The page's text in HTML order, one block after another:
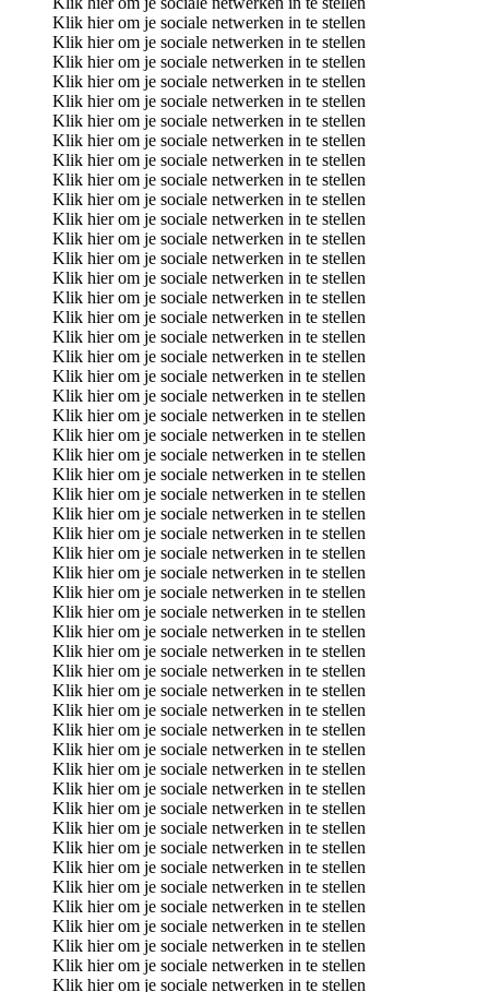
Klik hier om je sociale netwerken in te stellen
Klik hier om je sociale netwerken in te stellen
Klik hier om je sociale netwerken in te stellen
Klik hier om je sociale netwerken in te stellen
Klik hier om je sociale netwerken in te stellen
Klik hier om je sociale netwerken in te stellen
Klik hier om je sociale netwerken in te stellen
Klik hier om je sociale netwerken in te stellen
Klik hier om je sociale netwerken in te stellen
Klik hier om je sociale netwerken in te stellen
Klik hier om je sociale netwerken in te stellen
Klik hier om je sociale netwerken in te stellen
Klik hier om je sociale netwerken in te stellen
Klik hier om je sociale netwerken in te stellen
Klik hier om je sociale netwerken in te stellen
Klik hier om je sociale netwerken in te stellen
Klik hier om je sociale netwerken in te stellen
Klik hier om je sociale netwerken in te stellen
Klik hier om je sociale netwerken in te stellen
Klik hier om je sociale netwerken in te stellen
Klik hier om je sociale netwerken in te stellen
Klik hier om je sociale netwerken in te stellen
Klik hier om je sociale netwerken in te stellen
Klik hier om je sociale netwerken in te stellen
Klik hier om je sociale netwerken in te stellen
Klik hier om je sociale netwerken in te stellen
Klik hier om je sociale netwerken in te stellen
Klik hier om je sociale netwerken in te stellen
Klik hier om je sociale netwerken in te stellen
Klik hier om je sociale netwerken in te stellen
Klik hier om je sociale netwerken in te stellen
Klik hier om je sociale netwerken in te stellen
Klik hier om je sociale netwerken in te stellen
Klik hier om je sociale netwerken in te stellen
Klik hier om je sociale netwerken in te stellen
Klik hier om je sociale netwerken in te stellen
Klik hier om je sociale netwerken in te stellen
Klik hier om je sociale netwerken in te stellen
Klik hier om je sociale netwerken in te stellen
Klik hier om je sociale netwerken in te stellen
Klik hier om je sociale netwerken in te stellen
Klik hier om je sociale netwerken in te stellen
Klik hier om je sociale netwerken in te stellen
Klik hier om je sociale netwerken in te stellen
Klik hier om je sociale netwerken in te stellen
Klik hier om je sociale netwerken in te stellen
Klik hier om je sociale netwerken in te stellen
Klik hier om je sociale netwerken in te stellen
Klik hier om je sociale netwerken in te stellen
Klik hier om je sociale netwerken in te stellen